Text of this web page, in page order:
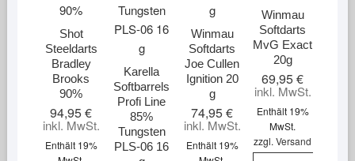
Shot
Steeldarts
Bradley
Brooks
90%
94,95€
inkl. MwSt.
Enthält 19%
Karella
Softbarrels
Profi Line
85%
Tungsten
PLS-06 16
Winmau
Softdarts
Joe Cullen
Ignition 20
g
74,95€
inkl. MwSt.
Enthält 19%
Winmau
Softdarts
MvG Exact
20g
69,95€
inkl. MwSt.
Enthält 19%
MwSt.
zzgl.Versand